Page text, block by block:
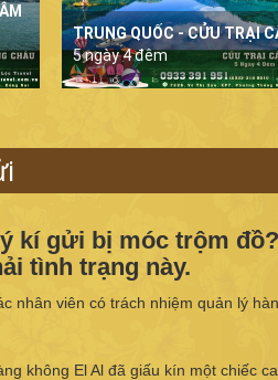
TRUNG QUỐC - CỬU TRẠI
5 ngày 4 đêm
kí gửi bị móc trộm
tình trạng này.
nhân viên có trách nhiệm quản lý
không El Al đã giấu kín một chiếc